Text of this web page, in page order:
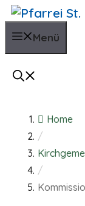
Zum
Inhalt
springen
Menü
Home
/
/